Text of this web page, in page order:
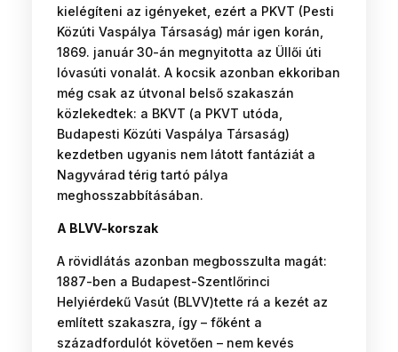
kielégíteni az igényeket, ezért a PKVT (Pesti
Közúti Vaspálya Társaság) már igen korán,
1869. január 30-án megnyitotta az Üllői úti
lóvasúti vonalát. A kocsik azonban ekkoriban
még csak az útvonal belső szakaszán
közlekedtek: a BKVT (a PKVT utóda,
Budapesti Közúti Vaspálya Társaság)
kezdetben ugyanis nem látott fantáziát a
Nagyvárad térig tartó pálya
meghosszabbításában.
A BLVV-korszak
A rövidlátás azonban megbosszulta magát:
1887-ben a Budapest-Szentlőrinci
Helyiérdekű Vasút (BLVV)tette rá a kezét az
említett szakaszra, így – főként a
századfordulót követően – nem kevés